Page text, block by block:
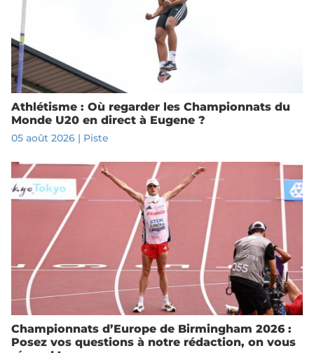
Athlétisme : Où regarder les Championnats du
Monde U20 en direct à Eugene ?
05 août 2026| Piste
Championnats d’Europe de Birmingham 2026 :
Posez vos questions à notre rédaction, on vous